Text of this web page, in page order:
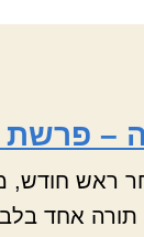
– פרשת
ראש חודש,
תורה אחד